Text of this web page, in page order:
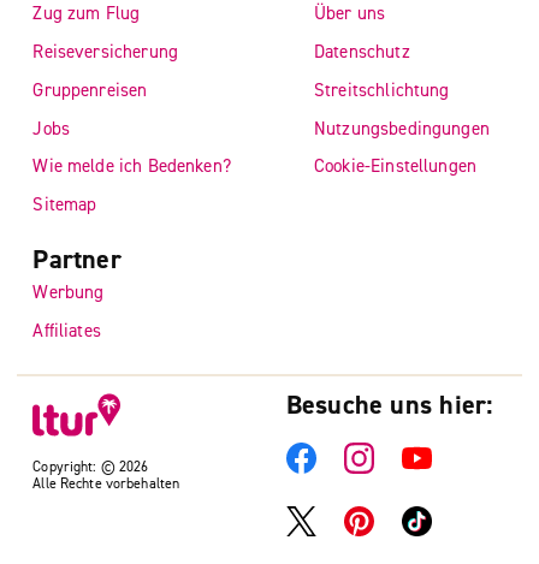
Copyright: © 2026
Alle Rechte vorbehalten
Zug zum Flug
Reiseversicherung
Gruppenreisen
Jobs
Wie melde ich Bedenken?
Sitemap
Über uns
Datenschutz
Streitschlichtung
Nutzungsbedingungen
Cookie-Einstellungen
Partner
Werbung
Affiliates
Besuche uns hier: